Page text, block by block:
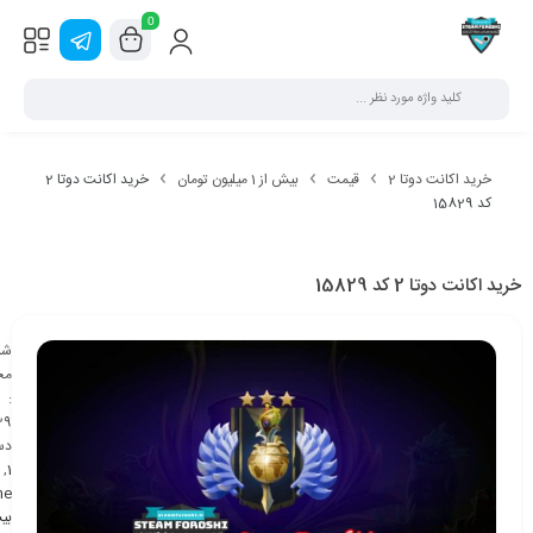
0
خرید اکانت دوتا 2 قیمت بیش از 1 میلیون تومان
خرید اکانت دوتا 2
کد 15829
خرید اکانت دوتا 2 کد 15829
:
1
,